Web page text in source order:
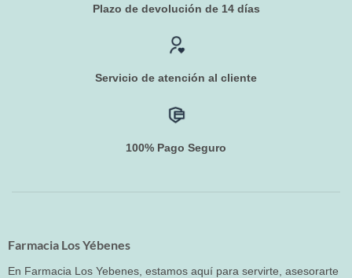
Plazo de devolución de 14 días
Servicio de atención al cliente
100% Pago Seguro
Farmacia Los Yébenes
En Farmacia Los Yebenes, estamos aquí para servirte, asesorarte